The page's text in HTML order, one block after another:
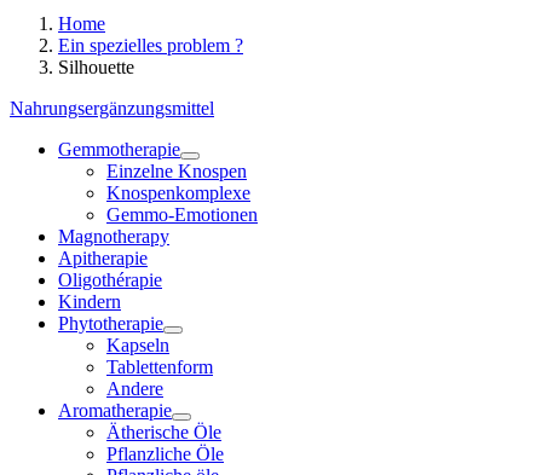
Home
Ein spezielles problem ?
Silhouette
Nahrungsergänzungsmittel
Gemmotherapie
Einzelne Knospen
Knospenkomplexe
Gemmo-Emotionen
Magnotherapy
Apitherapie
Oligothérapie
Kindern
Phytotherapie
Kapseln
Tablettenform
Andere
Aromatherapie
Ätherische Öle
Pflanzliche Öle